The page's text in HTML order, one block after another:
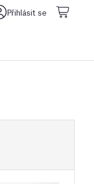
Přihlásit se